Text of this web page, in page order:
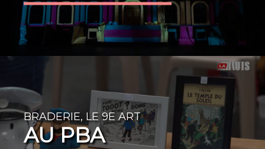
BRADERIE, LE 9E ART
AU PBA